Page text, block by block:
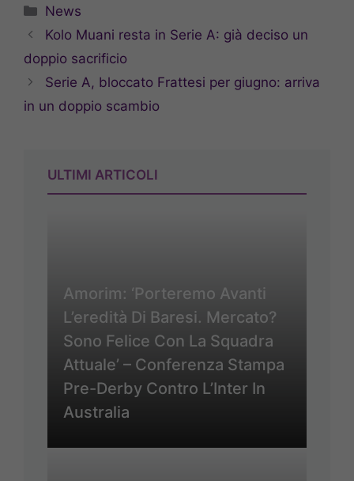
Categorie
News
Kolo Muani resta in Serie A: già deciso un
doppio sacrificio
Serie A, bloccato Frattesi per giugno: arriva
in un doppio scambio
ULTIMI ARTICOLI
Amorim: ‘Porteremo Avanti
L’eredità Di Baresi. Mercato?
Sono Felice Con La Squadra
Attuale’ – Conferenza Stampa
Pre-Derby Contro L’Inter In
Australia